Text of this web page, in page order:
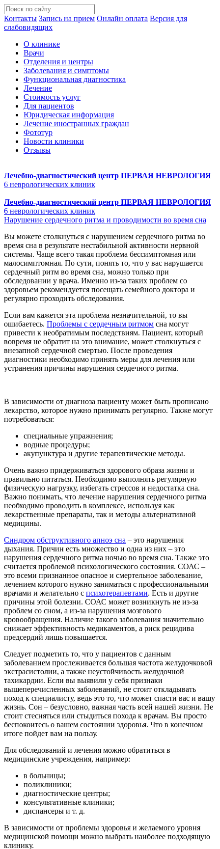
Контакты Запись на прием Онлайн оплата Версия для
слабовидящих
О клинике
Врачи
Отделения и центры
Заболевания и симптомы
Функциональная диагностика
Лечение
Стоимость услуг
Для пациентов
Юридическая информация
Лечение иностранных граждан
Фототур
Новости клиники
Отзывы
Лечебно-диагностический центр ПЕРВАЯ НЕВРОЛОГИЯ
6 неврологических клиник
Лечебно-диагностический центр ПЕРВАЯ НЕВРОЛОГИЯ
6 неврологических клиник
Нарушение сердечного ритма и проводимости во время сна
Вы можете столкнуться с нарушением сердечного ритма во
время сна в результате нестабильной активности нервной
системы. Чаще всего такая проблема бессимптомная или
малосимптомная. По сути, понять то, что у вас нарушается
сердечный ритм во время сна, можно только при
обследовании у врача. Именно из-за таких проблем со
здоровьем рекомендуется посещать семейного доктора и
регулярно проходить обследования.
Если вам кажется эта проблема незначительной, то вы
ошибаетесь. Проблемы с сердечным ритмом сна могут
привести к необратимым последствиям. Пациент, который
вовремя не обратит на это внимание, может столкнуться с
внезапной сердечной смертью. После проведения
диагностики необходимо принять меры для лечения или
устранения причины нарушения сердечного ритма.
В зависимости от диагноза пациенту может быть прописано
лекарство, которое нужно принимать регулярно. Также могут
потребоваться:
специальные упражнения;
водные процедуры;
акупунктура и другие терапевтические методы.
Очень важно придерживаться здорового образа жизни и
правильно питаться. Необходимо выполнять регулярную
физическую нагрузку, избегать стрессов и недостатка сна.
Важно понимать, что лечение нарушения сердечного ритма
необходимо проводить в комплексе, используя как
лекарственные препараты, так и методы альтернативной
медицины.
Синдром обструктивного апноэ сна – это нарушения
дыхания. Причин есть множество и одна из них – это
нарушения сердечного ритма ночью во время сна. Также это
считается проблемой психологического состояния. СОАС –
это всеми признанное опасное и смертельное заболевание,
лечением которого нужно заниматься с профессиональными
врачами и желательно с психотерапевтами. Есть и другие
причины этой болезни. СОАС может возникнуть не из-за
проблем со сном, а из-за нарушения мозгового
кровообращения. Наличие такого заболевания значительно
снижает эффективность медикаментов, а риск рецидива
предсердий лишь повышается.
Следует подметить то, что у пациентов с данным
заболеванием прослеживается большая частота желудочковой
экстрасистолии, а также неустойчивость желудочной
тахикардии. Если вы выявили у себя признаки
вышеперечисленных заболеваний, не стоит откладывать
поход к специалисту, ведь это то, что может спасти вас и вашу
жизнь. Сон – безусловно, важная часть всей нашей жизни. Не
стоит стесняться или стыдиться похода к врачам. Вы просто
беспокоитесь о вашем состоянии здоровья. Что в конечном
итоге пойдет вам на пользу.
Для обследований и лечения можно обратиться в
медицинские учреждения, например:
в больницы;
поликлиники;
диагностические центры;
консультативные клиники;
диспансеры и т. д.
В зависимости от проблемы здоровья и желаемого уровня
медицинской помощи можно выбрать наиболее подходящую
клинику.